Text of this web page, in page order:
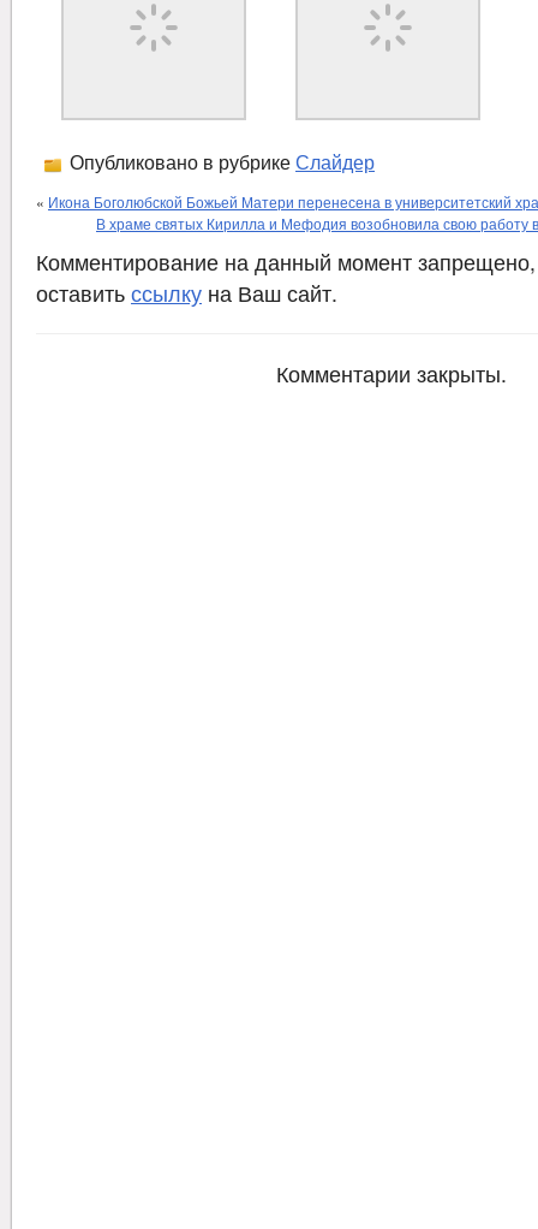
Опубликовано в рубрике Слайдер
« Икона Боголюбской Божьей Матери перенесена в университетский
В храме святых Кирилла и Мефодия возобновила свою работу
Комментирование на данный момент
оставить ссылку на Ваш сайт.
Комментарии закрыты.